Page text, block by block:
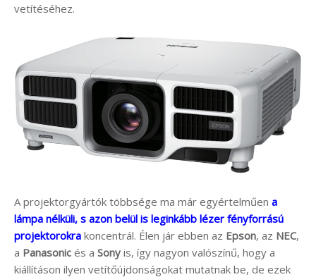
vetítéséhez.
A projektorgyártók többsége ma már egyértelműen a
lámpa nélküli, s azon belül is leginkább lézer fényforrású
projektorokra koncentrál. Élen jár ebben az Epson, az NEC,
a Panasonic és a Sony is, így nagyon valószínű, hogy a
kiállításon ilyen vetítőújdonságokat mutatnak be, de ezek